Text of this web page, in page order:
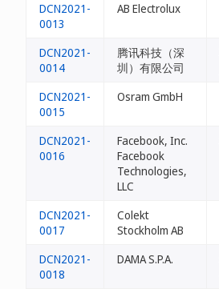
DCN2021-
0013
AB Electrolux
DCN2021-
0014
腾讯科技（深
圳）有限公司
DCN2021-
0015
Osram GmbH
DCN2021-
0016
Facebook, Inc.
Facebook
Technologies,
LLC
DCN2021-
0017
Colekt
Stockholm AB
DCN2021-
0018
DAMA S.P.A.